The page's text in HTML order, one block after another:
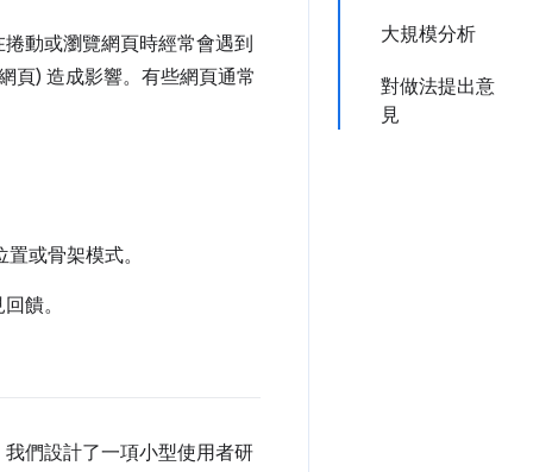
大規模分析
對做法提出意
見
動或瀏覽網頁時經常會遇到
頁) 造成影響。有些網頁通常
或骨架模式。
饋。
們設計了一項小型使用者研